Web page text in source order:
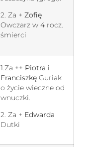
2. Za + Zofię
Owczarz w 4 rocz.
śmierci
1.Za ++ Piotra i
Franciszkę Guriak
o życie wieczne od
wnuczki.
2. Za + Edwarda
Dutki